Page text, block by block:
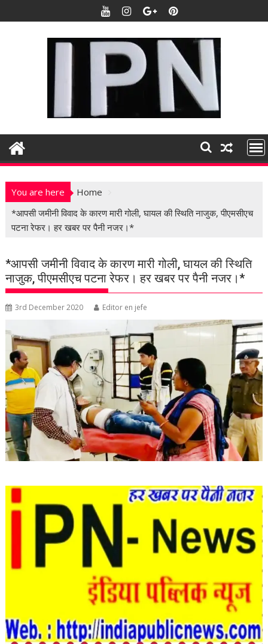
k
t
n
You are here
Home
*आपसी जमीनी विवाद के कारण मारी गोली, घायल की स्थिति नाजुक, पीएमसीएच
पटना रेफर। हर खबर पर पैनी नजर।*
*आपसी जमीनी विवाद के कारण मारी गोली, घायल की स्थिति
नाजुक, पीएमसीएच पटना रेफर। हर खबर पर पैनी नजर।*
3rd December 2020 Editor en jefe